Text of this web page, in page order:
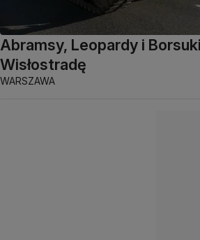
Abramsy, Leopardy i
Wisłostradę
WARSZAWA